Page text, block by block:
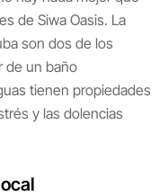
de Siwa Oasis. La
son dos de los
de un baño
tienen propiedades
y las dolencias